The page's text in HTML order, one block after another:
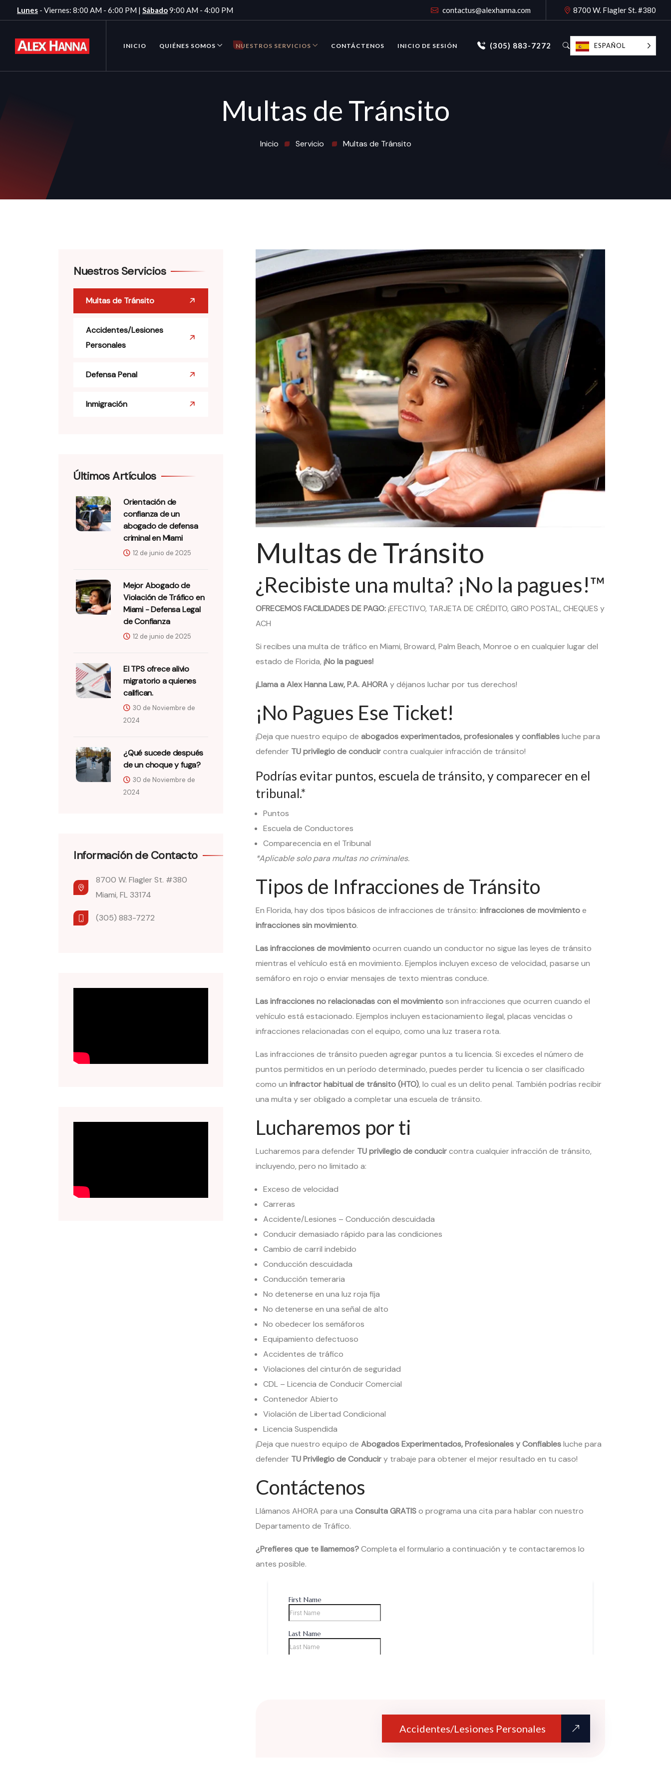
Lunes - Viernes: 8:00 AM - 6:00 PM | Sábado9:00 AM - 4:00 PM contactus@alexhanna.com 8700 W. Flagler St. #380
INICIO QUIÉNES SOMOS NUESTROS SERVICIOS CONTÁCTENOS INICIO DE SESIÓN (305) 883-7272 ESPAÑOL
Multas de Tránsito
Inicio Servicio Multas de Tránsito
Multas de Tránsito
¿Recibiste una multa? ¡No la pagues!™
OFRECEMOS FACILIDADES DE PAGO:¡EFECTIVO, TARJETA DE CRÉDITO, GIRO POSTAL, CHEQUES y
ACH
Si recibes una multa de tráfico en Miami, Broward, Palm Beach, Monroe o en cualquier lugar del
estado de Florida, ¡No la pagues!
¡Llama a Alex Hanna Law, P.A. AHORAy déjanos luchar por tus derechos!
¡No Pagues Ese Ticket!
¡Deja que nuestro equipo de abogados experimentados, profesionales y confiablesluche para
defender TU privilegio de conducircontra cualquier infracción de tránsito!
Podrías evitar puntos, escuela de tránsito, y comparecer en el
tribunal.*
Puntos
Escuela de Conductores
Comparecencia en el Tribunal
*Aplicable solo para multas no criminales.
Tipos de Infracciones de Tránsito
En Florida, hay dos tipos básicos de infracciones de tránsito: infracciones de movimientoe
infracciones sin movimiento.
Las infracciones de movimientoocurren cuando un conductor no sigue las leyes de tránsito
mientras el vehículo está en movimiento. Ejemplos incluyen exceso de velocidad, pasarse un
semáforo en rojo o enviar mensajes de texto mientras conduce.
Las infracciones no relacionadas con el movimientoson infracciones que ocurren cuando el
vehículo está estacionado. Ejemplos incluyen estacionamiento ilegal, placas vencidas o
infracciones relacionadas con el equipo, como una luz trasera rota.
Las infracciones de tránsito pueden agregar puntos a tu licencia. Si excedes el número de
puntos permitidos en un período determinado, puedes perder tu licencia o ser clasificado
como un infractor habitual de tránsito (HTO), lo cual es un delito penal. También podrías recibir
una multa y ser obligado a completar una escuela de tránsito.
Lucharemos por ti
Lucharemos para defender TU privilegio de conducircontra cualquier infracción de tránsito,
incluyendo, pero no limitado a:
Exceso de velocidad
Carreras
Accidente/Lesiones – Conducción descuidada
Conducir demasiado rápido para las condiciones
Cambio de carril indebido
Conducción descuidada
Conducción temeraria
No detenerse en una luz roja fija
No detenerse en una señal de alto
No obedecer los semáforos
Equipamiento defectuoso
Accidentes de tráfico
Violaciones del cinturón de seguridad
CDL – Licencia de Conducir Comercial
Contenedor Abierto
Violación de Libertad Condicional
Licencia Suspendida
¡Deja que nuestro equipo de Abogados Experimentados, Profesionales y Confiablesluche para
defender TU Privilegio de Conduciry trabaje para obtener el mejor resultado en tu caso!
Contáctenos
Llámanos AHORA para una Consulta GRATISo programa una cita para hablar con nuestro
Departamento de Tráfico.
¿Prefieres que te llamemos?Completa el formulario a continuación y te contactaremos lo
antes posible.
Accidentes/Lesiones Personales
Nuestros Servicios
Multas de Tránsito
Accidentes/Lesiones
Personales
Defensa Penal
Inmigración
Últimos Artículos
Orientación de
confianza de un
abogado de defensa
criminal en Miami
12 de junio de 2025
Mejor Abogado de
Violación de Tráfico en
Miami - Defensa Legal
de Confianza
12 de junio de 2025
El TPS ofrece alivio
migratorio a quienes
califican.
30 de Noviembre de
2024
¿Qué sucede después
de un choque y fuga?
30 de Noviembre de
2024
Información de Contacto
8700 W. Flagler St. #380
Miami, FL 33174
(305) 883-7272